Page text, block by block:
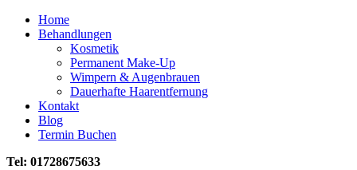
Home
Behandlungen
Kosmetik
Permanent Make-Up
Wimpern & Augenbrauen
Dauerhafte Haarentfernung
Kontakt
Blog
Termin Buchen
Tel: 01728675633